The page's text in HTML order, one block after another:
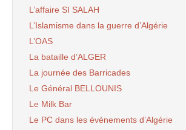
L’affaire SI SALAH
L’Islamisme dans la guerre d’Algérie
L’OAS
La bataille d’ALGER
La journée des Barricades
Le Général BELLOUNIS
Le Milk Bar
Le PC dans les évènements d’Algérie